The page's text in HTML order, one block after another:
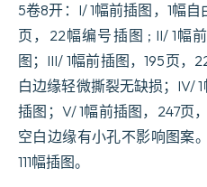
5卷8开：I/ 1幅前插图，1幅
页，22幅编号插图 ; II/ 1幅
图；III/ 1幅前插图，195页，
白边缘轻微撕裂无缺损；IV/
插图；V/ 1幅前插图，247页
空白边缘有小孔不影响图案
111幅插图。